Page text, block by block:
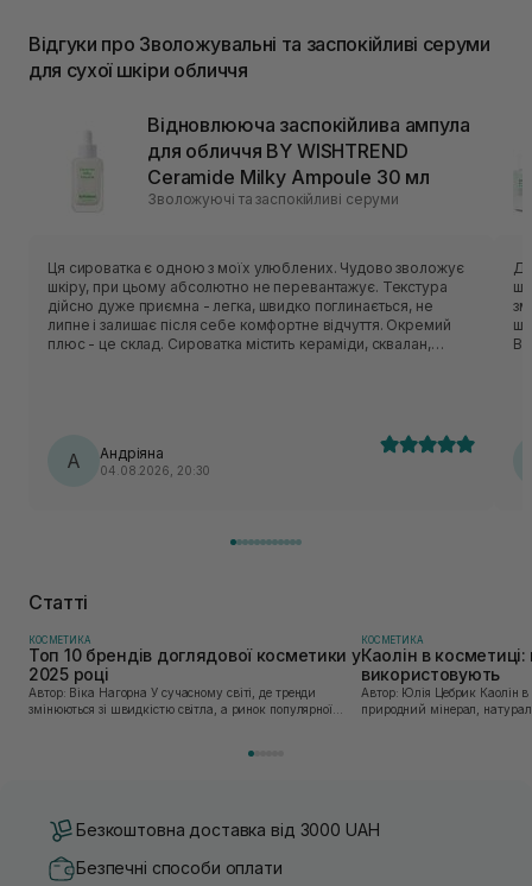
Відгуки про Зволожувальні та заспокійливі серуми
для сухої шкіри обличчя
Відновлююча заспокійлива ампула
для обличчя BY WISHTREND
Ceramide Milky Ampoule 30 мл
Зволожуючі та заспокійливі серуми
Ця сироватка є одною з моїх улюблених. Чудово зволожує
шкіру, при цьому абсолютно не перевантажує. Текстура
дійсно дуже приємна - легка, швидко поглинається, не
липне і залишає після себе комфортне відчуття. Окремий
плюс - це склад. Сироватка містить кераміди, сквалан,
А Андріяна
04.08.2026, 20:30
Статті
КОСМЕТИКА
Топ 10 брендів доглядової косметики у
2025 році
Автор: Віка Нагорна У сучасному світі, де тренди
змінюються зі швидкістю світла, а ринок популярної
КОСМЕТИКА
Каолін в
використовують
Автор: Юлія Цебрик Каолін в косметології – це
природний мінерал,
Безкоштовна доставка від 3000 UAH
Безпечні способи оплати